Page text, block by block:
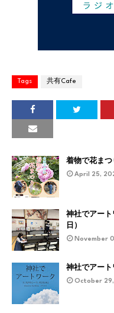
Tags 共有Cafe
着物で花ま
April 25,
神社でアー
日）
November
神社でアー
October